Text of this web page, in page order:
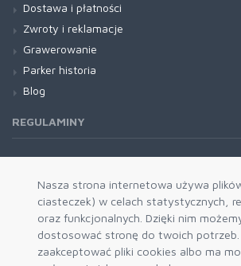
Nasza strona internetowa używa
ciasteczek) w celach statystycznych,
oraz funkcjonalnych. Dzięki nim
dostosować stronę do twoich potrzeb.
zaakceptować pliki cookies albo ma
Dostawa i płatności
Zwroty i reklamacje
Grawerowanie
Parker historia
Blog
REGULAMINY